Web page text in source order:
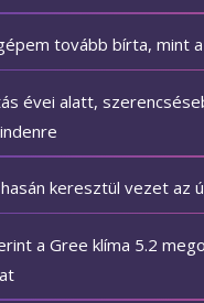
tovább bírta, mint
évei alatt,
keresztül vezet az
a Gree klíma 5.2